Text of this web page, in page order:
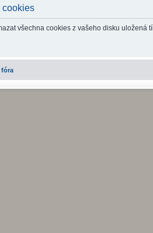
cookies
všechna cookies z vašeho disku uložená
fóra